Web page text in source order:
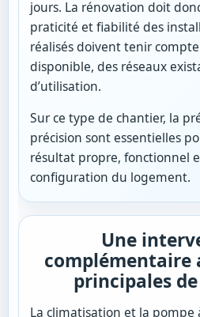
jours. La rénovation doit
praticité et fiabilité des
réalisés doivent tenir compte
disponible, des réseaux
d’utilisation.
Sur ce type de chantier, la
précision sont essentielles
résultat propre, fonctionnel
configuration du logement.
Une
complémentaire
principales de
La climatisation et la pompe